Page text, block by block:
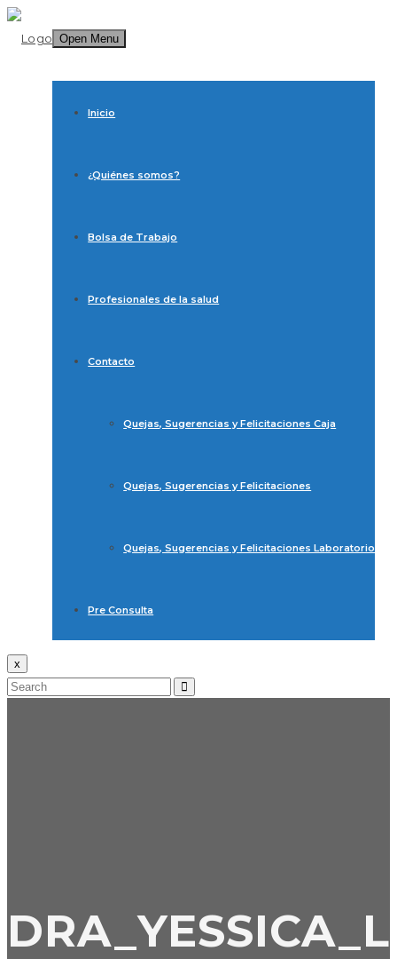
Open Menu
Inicio
¿Quiénes somos?
Bolsa de Trabajo
Profesionales de la salud
Contacto
Quejas, Sugerencias y Felicitaciones Caja
Quejas, Sugerencias y Felicitaciones
Quejas, Sugerencias y Felicitaciones Laboratorio
Pre Consulta
x